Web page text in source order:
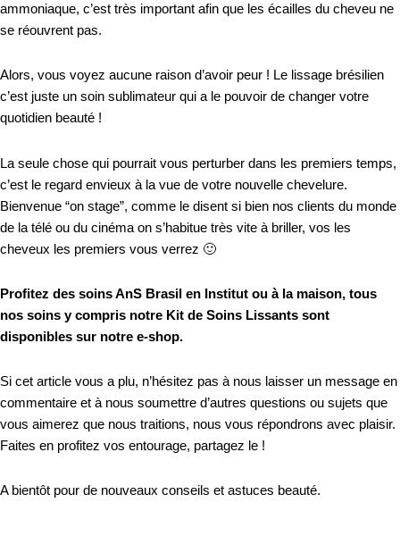
ammoniaque, c’est très important afin que les écailles du cheveu ne
se réouvrent pas.
Alors, vous voyez aucune raison d’avoir peur ! Le lissage brésilien
c’est juste un soin sublimateur qui a le pouvoir de changer votre
quotidien beauté !
La seule chose qui pourrait vous perturber dans les premiers temps,
c’est le regard envieux à la vue de votre nouvelle chevelure.
Bienvenue “on stage”, comme le disent si bien nos clients du monde
de la télé ou du cinéma on s’habitue très vite à briller, vos les
cheveux les premiers vous verrez 🙂
Profitez des soins AnS Brasil en Institut ou à la maison, tous
nos soins y compris notre Kit de Soins Lissants sont
disponibles sur notre e-shop.
Si cet article vous a plu, n’hésitez pas à nous laisser un message en
commentaire et à nous soumettre d’autres questions ou sujets que
vous aimerez que nous traitions, nous vous répondrons avec plaisir.
Faites en profitez vos entourage, partagez le !
A bientôt pour de nouveaux conseils et astuces beauté.